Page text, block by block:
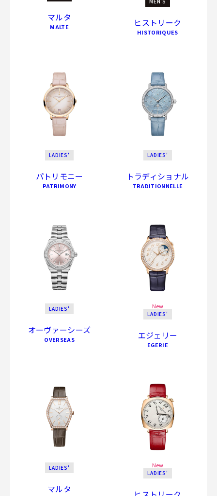
マルタ
MALTE ヒストリーク
HISTORIQUES
LADIES'
パトリモニー
PATRIMONY
LADIES'
トラディショナル
TRADITIONNELLE
LADIES'
オーヴァーシーズ
OVERSEAS
New
LADIES'
エジェリー
EGERIE
LADIES'
マルタ
New
LADIES'